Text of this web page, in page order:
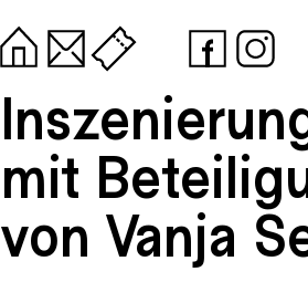
mit
von Vanja